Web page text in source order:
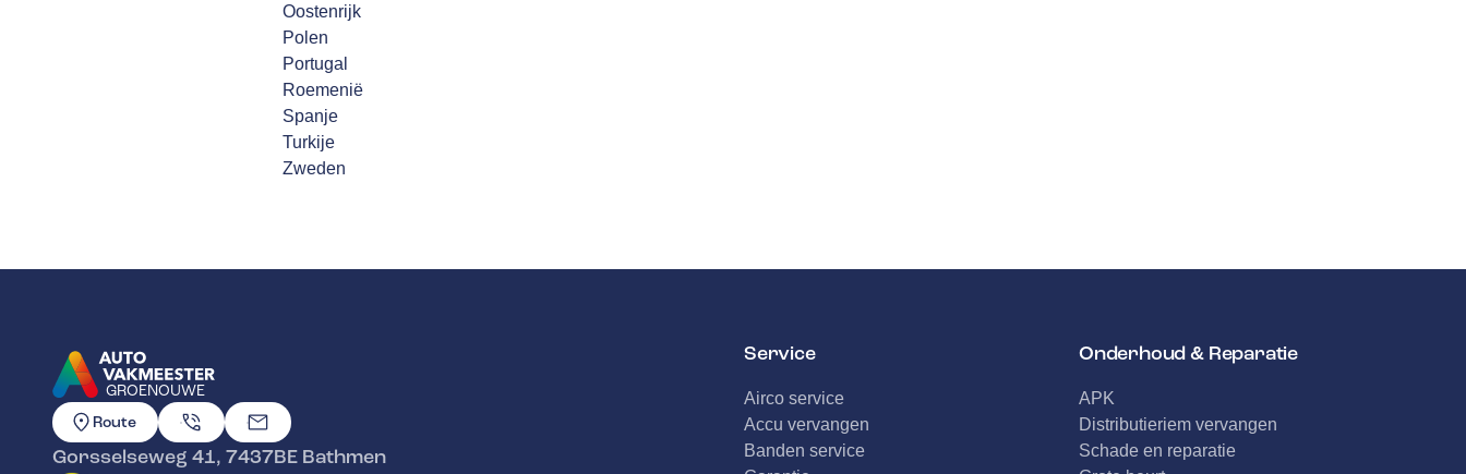
Oostenrijk
Polen
Portugal
Roemenië
Spanje
Turkije
Zweden
GROENOUWE
GA NAAR DE HOMEPAGINA
Route
Gorsselseweg 41, 7437BE Bathmen
Service
Airco service
Accu vervangen
Banden service
Onderhoud & Reparatie
APK
Distributieriem vervangen
Schade en reparatie